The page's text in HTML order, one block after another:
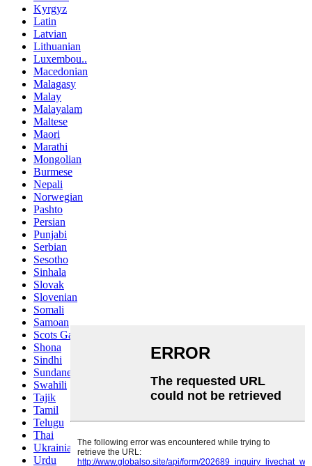
Kyrgyz
Latin
Latvian
Lithuanian
Luxembou..
Macedonian
Malagasy
Malay
Malayalam
Maltese
Maori
Marathi
Mongolian
Burmese
Nepali
Norwegian
Pashto
Persian
Punjabi
Serbian
Sesotho
Sinhala
Slovak
Slovenian
Somali
Samoan
Scots Gaelic
Shona
Sindhi
Sundanese
Swahili
Tajik
Tamil
Telugu
Thai
Ukrainian
Urdu